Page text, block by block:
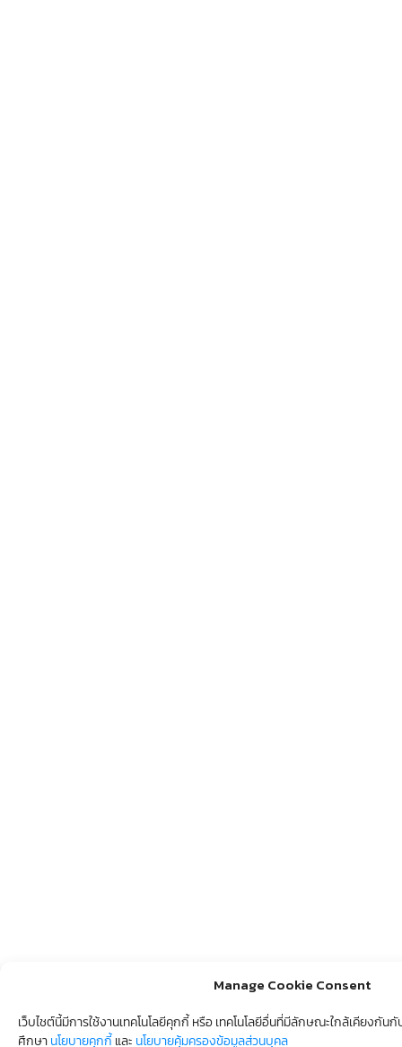
Manage Cookie Consent
เว็บไชต์นี้มีการใช้งานเทคโนโลยีคุกกี้ หรือ เทคโนโลยีอื่นที่มีลักษณะใกล้เคียงกัน
ศึกษานโยบายคุกกี้และ นโยบายคุ้มครองข้อมูลส่วนบุคล